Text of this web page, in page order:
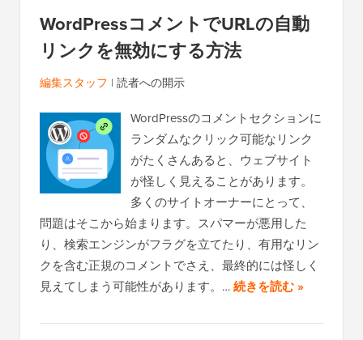
WordPressコメントでURLの自動
リンクを無効にする方法
編集スタッフ | 読者への開示
WordPressのコメントセクションに
ランダムなクリック可能なリンク
がたくさんあると、ウェブサイト
が怪しく見えることがあります。
多くのサイトオーナーにとって、
問題はそこから始まります。スパマーが悪用した
り、検索エンジンがフラグを立てたり、有用なリン
クを含む正規のコメントでさえ、最終的には怪しく
見えてしまう可能性があります。…続きを読む »